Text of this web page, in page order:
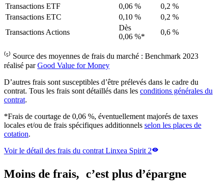
Transactions ETF
0,06 %
0,2 %
Transactions ETC
0,10 %
0,2 %
Transactions Actions
Dès
0,06 %*
0,6 %
⁽⁵⁾ Source des moyennes de frais du marché : Benchmark 2023
réalisé parGood Value for Money
D’autres frais sont susceptibles d’être prélevés dans le cadre du
contrat. Tous les frais sont détaillés dans les conditions générales du
contrat.
*Frais de courtage de 0,06 %, éventuellement majorés de taxes
locales et/ou de frais spécifiques additionnels selon les places de
cotation.
Voir le détail des frais du contrat Linxea Spirit 2
Moins de frais, c’est plus d’épargne